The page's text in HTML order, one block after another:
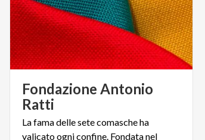
Fondazione Antonio
Ratti
La fama delle sete comasche ha
valicato ogni confine. Fondata nel